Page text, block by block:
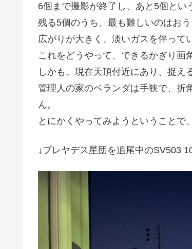
6個まで撮影が終了し、あと5個とい
残る5個のうち、最も難しいのはお
広がりが大きく、淡いガスを伴って
これをどうやって、できるかぎり画
しかも、現在天頂付近にあり、捉え
管理人の家のベランダは手狭で、折
ん。
とにかくやってみようということで
↓プレヤデス星団を追尾中のSV503